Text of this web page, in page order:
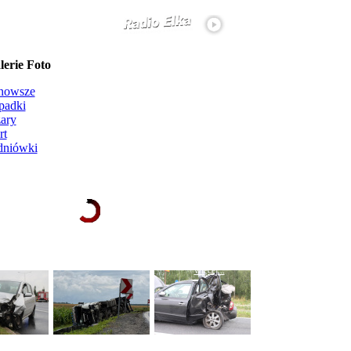
Foto
więcej...